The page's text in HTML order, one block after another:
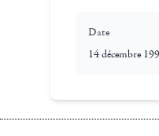
Date
14 décembre